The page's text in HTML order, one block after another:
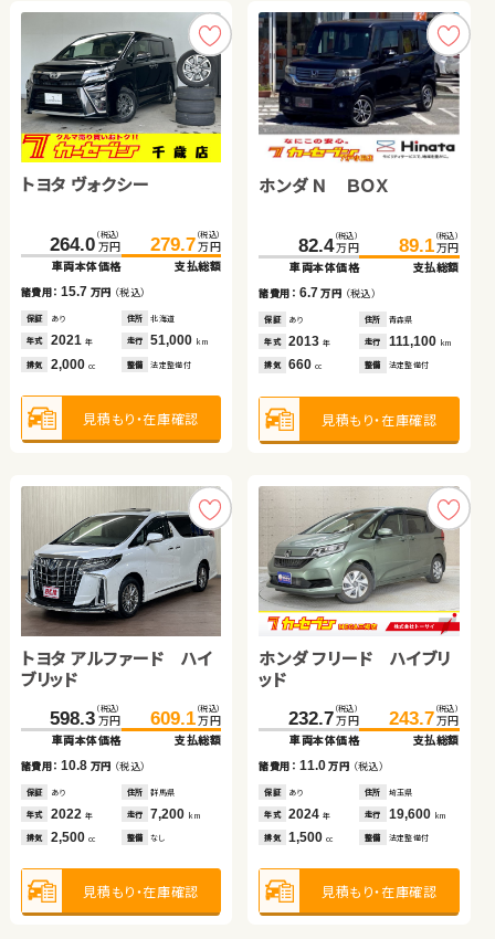
トヨタ ヴォクシー
264.0 （税込）
万円
車両本体価格
279.7 （税込）
万円
支払総額
諸費用：15.7 万円 （税込）
保証 あり 住所 北海道
年式 2021 年 走行 51,000 km
排気 2,000 cc 整備 法定整備付
見積もり・在庫確認
ホンダ Ｎ ＢＯＸ
82.4 （税込）
万円
車両本体価格
89.1 （税込）
万円
支払総額
諸費用： 6.7万円 （税込）
保証 あり 住所 青森県
年式 2013年 走行 111,100 km
排気 660cc 整備 法定整備付
見積もり・在庫確認
トヨタ アルファード ハイ
ブリッド
598.3 （税込）
万円
車両本体価格
609.1 （税込）
万円
支払総額
諸費用：10.8 万円 （税込）
保証 あり 住所 群馬県
年式 2022 年 走行 7,200 km
排気 2,500 cc 整備 なし
見積もり・在庫確認
ホンダ フリード ハイブリ
ッド
232.7 （税込）
万円
車両本体価格
243.7 （税込）
万円
支払総額
諸費用： 11.0万円 （税込）
保証 あり 住所 埼玉県
年式 2024年 走行 19,600 km
排気 1,500cc 整備 法定整備付
見積もり・在庫確認
日産 エクストレイル
159.5 （税込）
万円
車両本体価格
164.8 （税込）
万円
支払総額
諸費用：5.3万円（税込）
保証 あり 住所 北海道
年式 2018 年 走行 74,000 km
排気 2,000 cc 整備 法定整備付
見積もり・在庫確認
日産 セレナ
315.0万円
車両本体価格
諸費用：5.5 万円 （税込）
保証 なし 住所 千葉県
排気 2,000cc 整備 法定整備付
ホンダ フィット
109.5万円
車両本体価格
諸費用：14.2万円 （税込）
保証 あり 住所 埼玉県
排気 1,400cc 整備 法定整備付
トヨタ ルーミー
131.2万円
車両本体価格
諸費用：6.8 万円 （税込）
保証 あり 住所 青森県
排気 1,000cc 整備 法定整備付
ホンダ フリード＋ ハイブ
213.0 （税込）
万円
車両本体価格
218.0 （税込）
万円
支払総額
諸費用：5.0万円（税込）
保証 あり 住所 宮城県
年式 2023 年 走行 63,900 km
排気 1,500 cc 整備 法定整備付
見積もり・在庫確認
日産 エクストレイル
108.0 （税込）
万円
車両本体価格
127.3 （税込）
万円
支払総額
諸費用： 19.3万円（税込）
保証 あり 住所 千葉県
年式 2014年 走行 59,000km
排気 2,000 整備 法定整備付
見積もり・在庫確認
トヨタ プリウス
179.7 （税込）
万円
車両本体価格
187.7 （税込）
万円
支払総額
諸費用：8.0万円（税込）
保証 なし 住所 岡山県
年式 2019 年 走行 60,100km
排気 1,800 cc 整備 法定整備付
見積もり・在庫確認
トヨタ アクア
211.6 （税込）
万円
車両本体価格
223.8 （税込）
万円
支払総額
諸費用： 12.2万円 （税込）
保証 あり 住所 福島県
年式 2021年 走行 17,600 km
排気 1,500cc 整備 なし
見積もり・在庫確認
トヨタ ヴォクシー
264.0 （税込）
万円
車両本体価格
279.7 （税込）
万円
支払総額
諸費用：15.7 万円 （税込）
保証 あり 住所 北海道
年式 2021 年 走行 51,000 km
排気 2,000 cc 整備 法定整備付
見積もり・在庫確認
ダイハツ ムーヴ キャンバ
64.9 （税込）
万円
車両本体価格
69.9 （税込）
万円
支払総額
諸費用： 5.0万円 （税込）
保証 なし 住所 徳島県
年式 2018年 走行 119,800 km
排気 660cc 整備 法定整備付
見積もり・在庫確認